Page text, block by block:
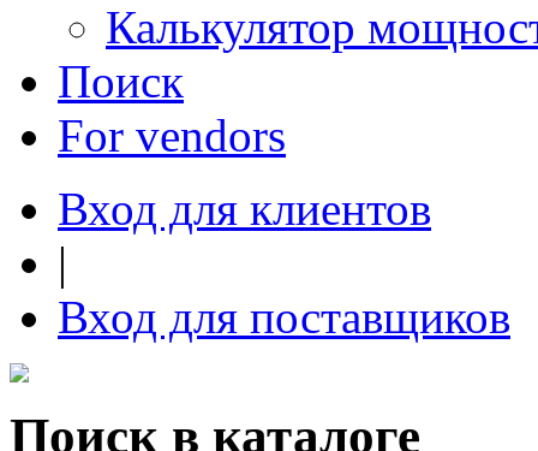
Калькулятор
Поиск
For vendors
Вход для клиентов
|
Вход для поставщиков
Поиск в каталоге